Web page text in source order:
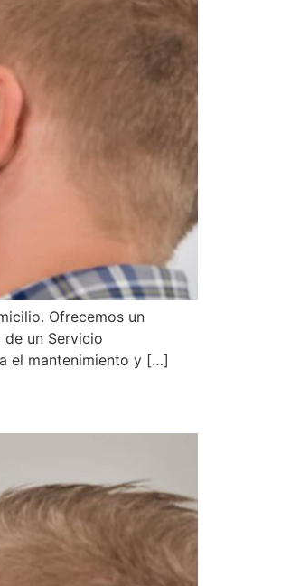
Ofrecemos un
un Servicio
el mantenimiento y […]